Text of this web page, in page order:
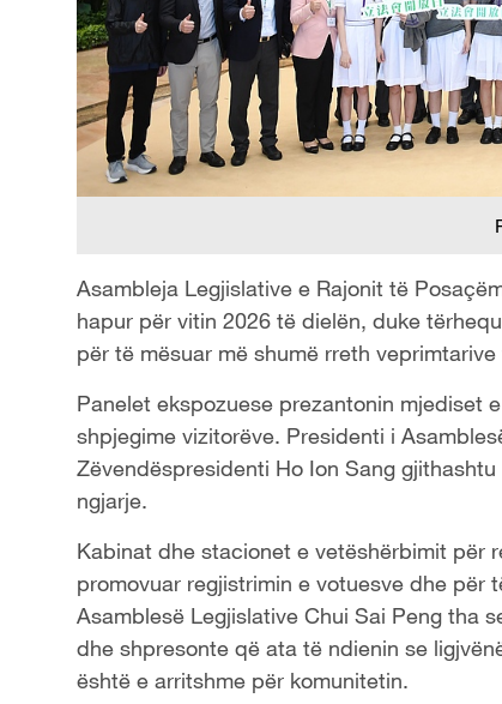
Asambleja Legjislative e Rajonit të
hapur për vitin 2026 të dielën, duke
për të mësuar më shumë rreth
Panelet ekspozuese prezantonin mjediset
shpjegime vizitorëve. Presidenti i
Zëvendëspresidenti Ho Ion Sang
ngjarje.
Kabinat dhe stacionet e vetëshërbimit për
promovuar regjistrimin e votuesve dhe për
Asamblesë Legjislative Chui Sai Peng tha
dhe shpresonte që ata të ndienin se
është e arritshme për komunitetin.